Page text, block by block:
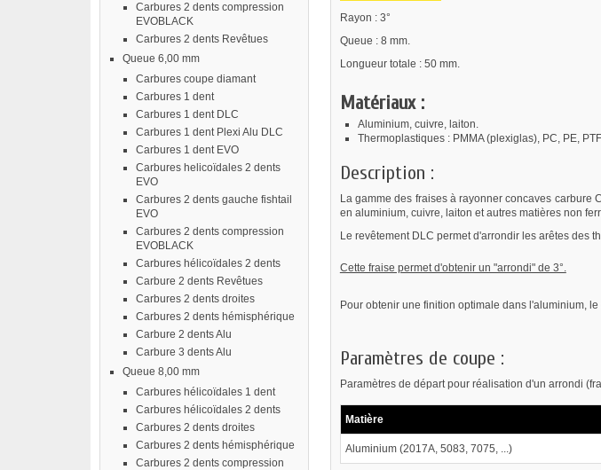
Carbures 2 dents compression
EVOBLACK
Carbures 2 dents Revêtues
Queue 6,00 mm
Carbures coupe diamant
Carbures 1 dent
Carbures 1 dent DLC
Carbures 1 dent Plexi Alu DLC
Carbures 1 dent EVO
Carbures helicoïdales 2 dents
EVO
Carbures 2 dents gauche fishtail
EVO
Carbures 2 dents compression
EVOBLACK
Carbures hélicoïdales 2 dents
Carbure 2 dents Revêtues
Carbures 2 dents droites
Carbures 2 dents hémisphérique
Carbure 2 dents Alu
Carbure 3 dents Alu
Queue 8,00 mm
Carbures hélicoïdales 1 dent
Carbures hélicoïdales 2 dents
Carbures 2 dents droites
Carbures 2 dents hémisphérique
Carbures 2 dents compression
Rayon : 3°
Queue : 8 mm.
Longueur totale : 50 mm.
Matériaux :
Aluminium, cuivre, laiton.
Thermoplastiques : PMMA (plexiglas), PC, PE,
Description :
La gamme des fraises à rayonner concaves
en aluminium, cuivre, laiton et autres matières non
Le revêtement DLC permet d'arrondir les arêtes des
Cette fraise permet d'obtenir un "arrondi" de 3°.
Pour obtenir une finition optimale dans l'aluminium,
Paramètres de coupe :
Paramètres de départ pour réalisation d'un arrondi
Matière
Aluminium (2017A, 5083, 7075, ...)